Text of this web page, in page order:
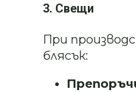
3. Свещи
При
блясък: